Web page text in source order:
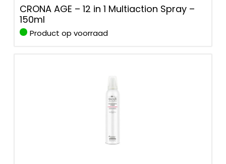
CRONA AGE – 12 in 1 Multiaction Spray –
150ml
Product op voorraad